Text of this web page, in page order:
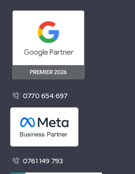
0770 654 697
0761 149 793